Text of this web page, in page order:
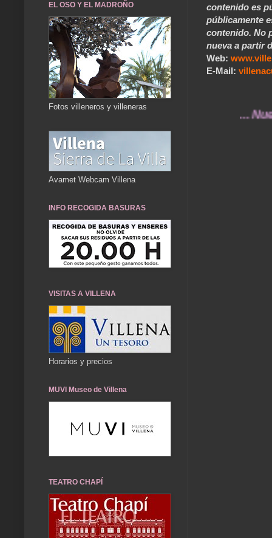
contenido es
públicamente
contenido. No
nueva a partir
Web:
E-Mail:
... Nuestros
EL OSO Y EL MADROÑO
Fotos villeneros y villeneras
Avamet Webcam Villena
INFO RECOGIDA BASURAS
VISITAS A VILLENA
Horarios y precios
MUVI Museo de Villena
TEATRO CHAPÍ